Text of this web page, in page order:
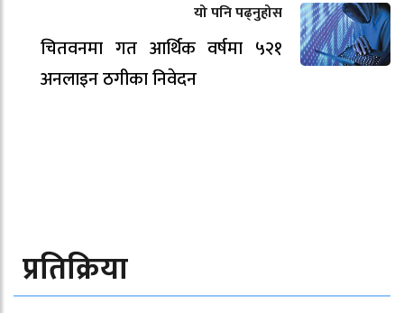
यो पनि पढ्नुहोस
चितवनमा गत आर्थिक वर्षमा ५२१
अनलाइन ठगीका निवेदन
प्रतिक्रिया